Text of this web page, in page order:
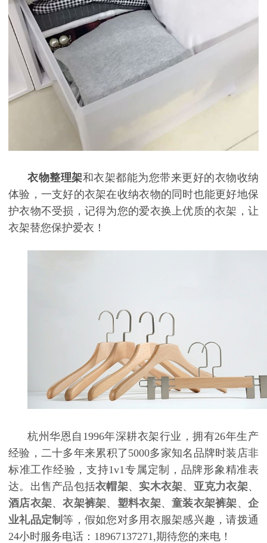
衣物整理架和衣架都能为您带来更好的衣物收纳
体验，一支好的衣架在收纳衣物的同时也能更好地保
护衣物不受损，记得为您的爱衣换上优质的衣架，让
衣架替您保护爱衣！
杭州华恩自1996年深耕衣架行业，拥有26年生产
经验，二十多年来累积了5000多家知名品牌时装店非
标准工作经验，支持1v1专属定制，品牌形象精准表
达。出售产品包括衣帽架、 实木衣架、 亚克力衣架、
酒店衣架、衣架裤架、 塑料衣架、童装衣架裤架、企
业礼品定制等，假如您对多用衣服架感兴趣，请拨通
24小时服务电话：18967137271,期待您的来电！